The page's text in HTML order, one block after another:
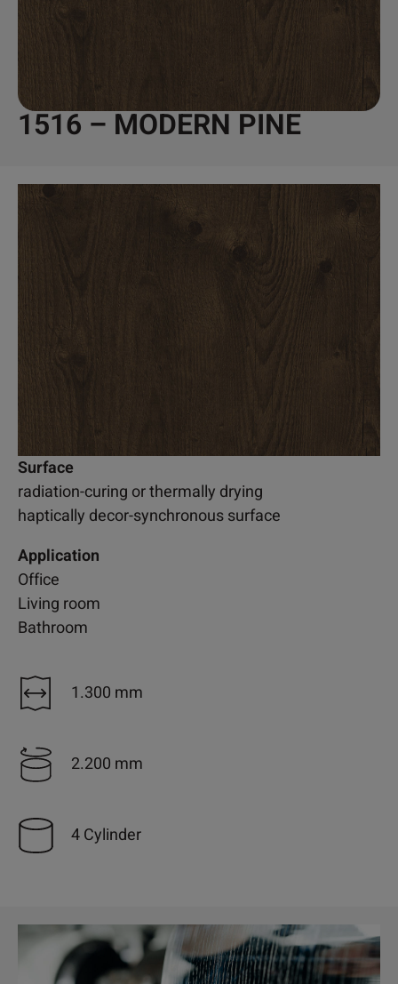
1516 – MODERN PINE
Surface
radiation-curing or thermally drying
haptically decor-synchronous surface
Application
Office
Living room
Bathroom
1.300 mm
2.200 mm
4 Cylinder